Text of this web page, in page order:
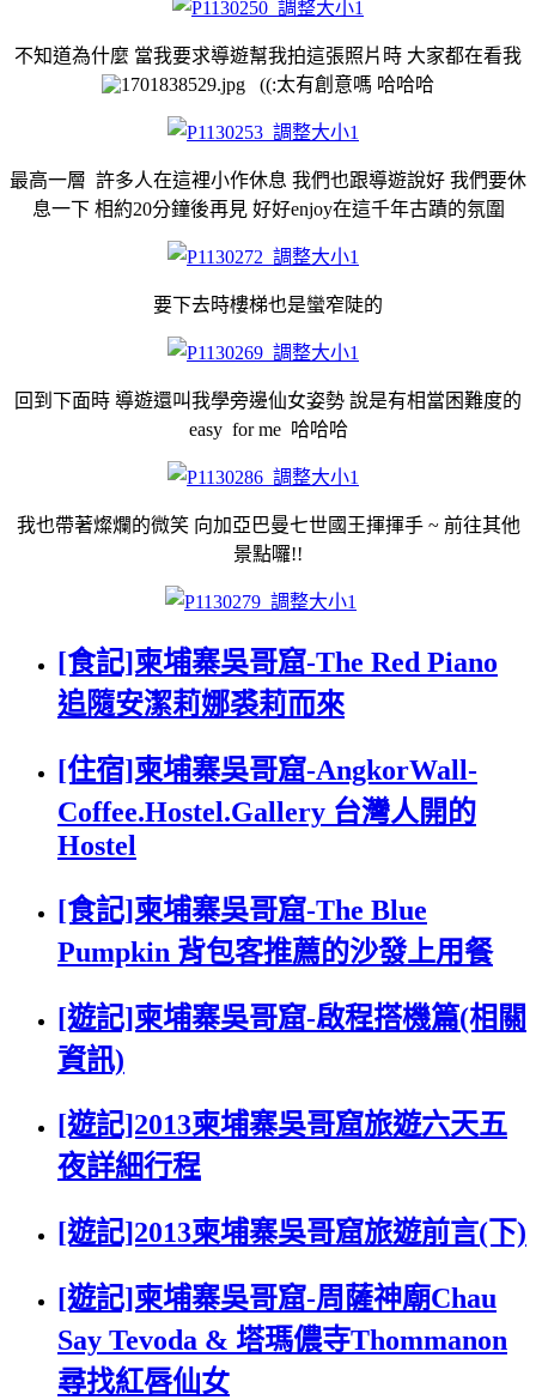
不知道為什麼 當我要求導遊幫我拍這張照片時 大家都在看我
((:太有創意嗎 哈哈哈
最高一層 許多人在這裡小作休息 我們也跟導遊說好 我們要休
息一下 相約20分鐘後再見 好好enjoy在這千年古蹟的氛圍
要下去時樓梯也是蠻窄陡的
回到下面時 導遊還叫我學旁邊仙女姿勢 說是有相當困難度的
easy for me 哈哈哈
我也帶著燦爛的微笑 向加亞巴曼七世國王揮揮手 ~ 前往其他
景點囉!!
[食記]柬埔寨吳哥窟-The Red Piano
追隨安潔莉娜裘莉而來
[住宿]柬埔寨吳哥窟-AngkorWall-
Coffee.Hostel.Gallery 台灣人開的
Hostel
[食記]柬埔寨吳哥窟-The Blue
Pumpkin 背包客推薦的沙發上用餐
[遊記]柬埔寨吳哥窟-啟程搭機篇(相關
資訊)
[遊記]2013柬埔寨吳哥窟旅遊六天五
夜詳細行程
[遊記]2013柬埔寨吳哥窟旅遊前言(下)
[遊記]柬埔寨吳哥窟-周薩神廟Chau
Say Tevoda & 塔瑪儂寺Thommanon
尋找紅唇仙女